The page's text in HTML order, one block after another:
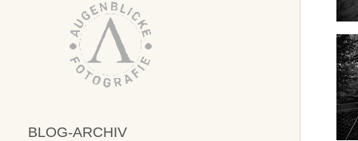
BLOG-ARCHIV